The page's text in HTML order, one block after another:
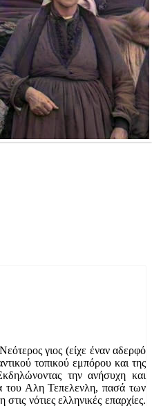
γιος (είχε έναν αδερφό
τοπικού εμπόρου και της
την ανήσυχη και
του Αλη Τεπελενλη, πασά των
νότιες ελληνικές επαρχίες.